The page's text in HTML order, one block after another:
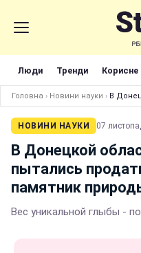
Люди Тренди Корисне
Головна › Новини науки › В
НОВИНИ НАУКИ 07
В Донецкой
пытались
памятник
Вес уникальной глыбы -